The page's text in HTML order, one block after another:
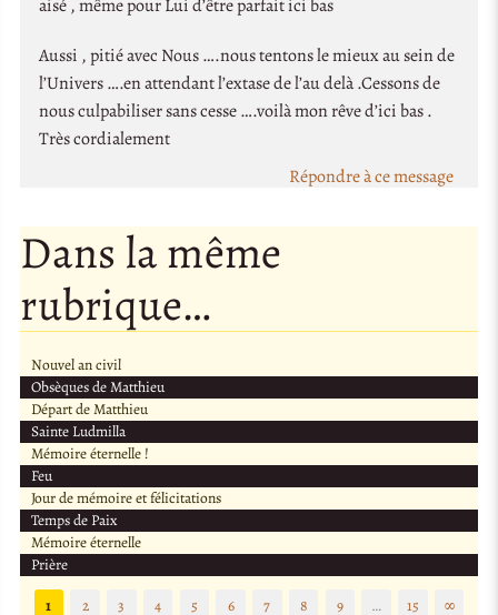
aisé , même pour Lui d’être parfait ici bas
Aussi , pitié avec Nous ….nous tentons le mieux au sein de
l’Univers ….en attendant l’extase de l’au delà .Cessons de
nous culpabiliser sans cesse ….voilà mon rêve d’ici bas .
Très cordialement
Répondre à ce message
Dans la même
rubrique…
Nouvel an civil
Obsèques de Matthieu
Départ de Matthieu
Sainte Ludmilla
Mémoire éternelle !
Feu
Jour de mémoire et félicitations
Temps de Paix
Mémoire éternelle
Prière
1
2 3 4 5 6 7 8 9 … 15 ∞